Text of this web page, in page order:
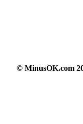
© MinusOK.com